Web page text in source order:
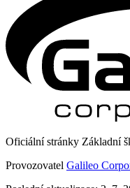
Oficiální stránky Základní
Provozovatel Galileo